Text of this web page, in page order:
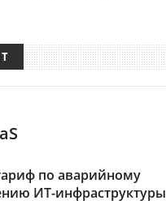
по аварийному
ИТ-инфраструктуры